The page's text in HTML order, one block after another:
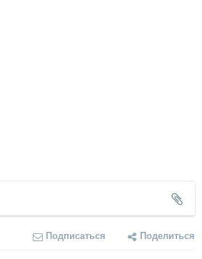
Подписаться Поделиться